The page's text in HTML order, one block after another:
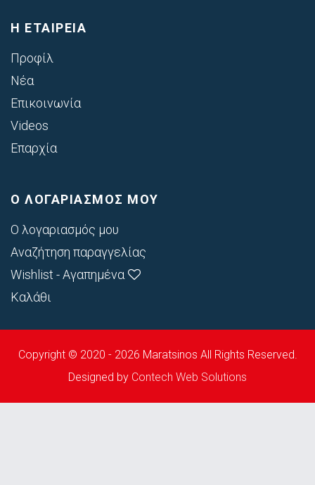
Η ΕΤΑΙΡΕΙΑ
Προφίλ
Νέα
Επικοινωνία
Videos
Επαρχία
Ο ΛΟΓΑΡΙΑΣΜΟΣ ΜΟΥ
Ο λογαριασμός μου
Αναζήτηση παραγγελίας
Wishlist - Αγαπημένα
Καλάθι
Copyright © 2020 - 2026 Maratsinos All Rights Reserved.
Designed by Contech Web Solutions